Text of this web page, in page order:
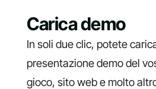
Carica demo
In soli due clic, potete
presentazione demo del
gioco, sito web e molto